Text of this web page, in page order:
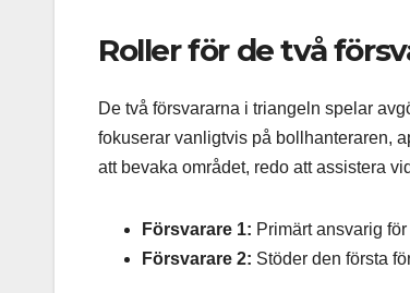
Roller för de två
De två försvararna i triangeln spelar
fokuserar vanligtvis på bollhanteraren,
att bevaka området, redo att assistera
Försvarare 1: Primärt ansvarig
Försvarare 2: Stöder den första